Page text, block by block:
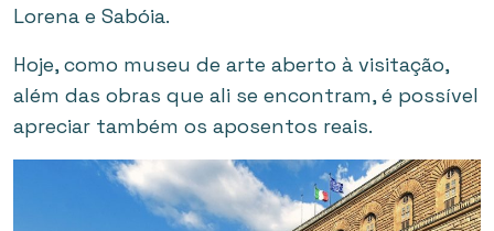
Lorena e Sabóia.
Hoje, como museu de arte aberto à visitação,
além das obras que ali se encontram, é possível
apreciar também os aposentos reais.